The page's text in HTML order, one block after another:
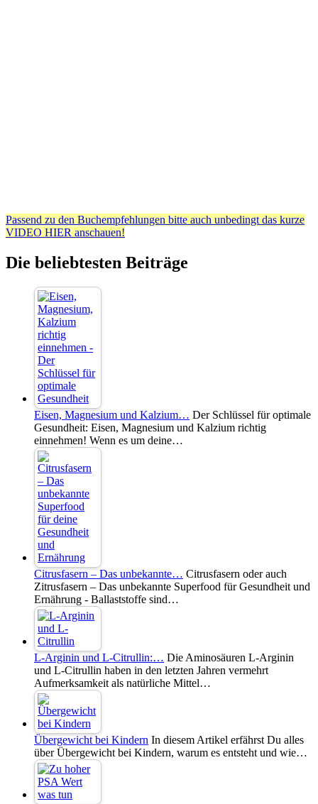
Passend zu den Buchempfehlungen bitte auch unbedingt das kurze
VIDEO HIER anschauen!
Die beliebtesten Beiträge
Eisen, Magnesium und Kalzium… Der Schlüssel für optimale
Gesundheit: Eisen, Magnesium und Kalzium richtig
einnehmen! Wenn es um deine…
Citrusfasern – Das unbekannte… Citrusfasern oder auch
Zitrusfasern – Das unbekannte Superfood für Gesundheit und
Ernährung - Ballaststoffe sind…
L-Arginin und L-Citrullin:… Die Aminosäuren L-Arginin
und L-Citrullin haben in den letzten Jahren vermehrt
Aufmerksamkeit als natürliche Mittel…
Übergewicht bei Kindern In diesem Artikel erfährst Du alles
über Übergewicht bei Kindern, warum es entsteht und wie…